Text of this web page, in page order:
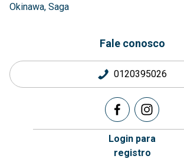
Okinawa Saga
Fale conosco
0120395026
Login para
registro